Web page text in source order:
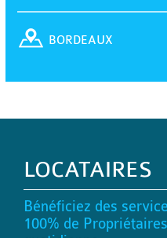
BORDEAUX
LOCATAIRES
Bénéficiez des
100% de